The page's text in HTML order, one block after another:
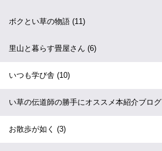
ボクとい草の物語 (11)
里山と暮らす畳屋さん (6)
いつも学び舎 (10)
い草の伝道師の勝手にオススメ本紹介ブログ
お散歩が如く (3)